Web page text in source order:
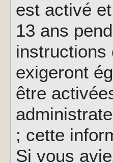
est activé
13 ans
instructions
exigeront
être
; cette
Si vous